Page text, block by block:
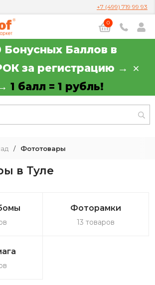
+7 (499) 719 99 93
0
Бонусных Баллов в
за регистрацию →
1 балл = 1 рубль!
/ Фототовары
в Туле
Фоторамки
13 товаров